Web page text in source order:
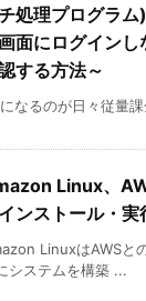
処理プログラ
面にログイン
する方法～
なるのが日々従量
Linux、
ンストール・実
LinuxはAWSと
システムを構築 ...